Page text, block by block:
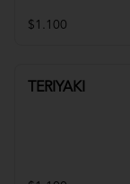
$1.100
TERIYAKI